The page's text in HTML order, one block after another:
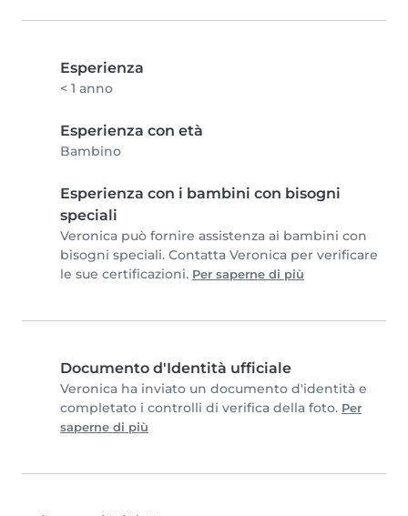
Esperienza
< 1 anno
Esperienza con età
Bambino
Esperienza con i bambini con bisogni
speciali
Veronica può fornire assistenza ai bambini con
bisogni speciali. Contatta Veronica per verificare
le sue certificazioni. Per saperne di più
Documento d'Identità ufficiale
Veronica ha inviato un documento d'identità e
completato i controlli di verifica della foto. Per
saperne di più